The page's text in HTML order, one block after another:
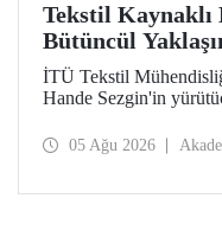
Tekstil Kaynaklı
Bütüncül
Azaltım
TÜBİTAK
İTÜ Tekstil
Hande Sezgin'in
Koşullarına Bağlı
05 Ağu 2026